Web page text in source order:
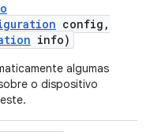
config ,
info)
algumas
o dispositivo